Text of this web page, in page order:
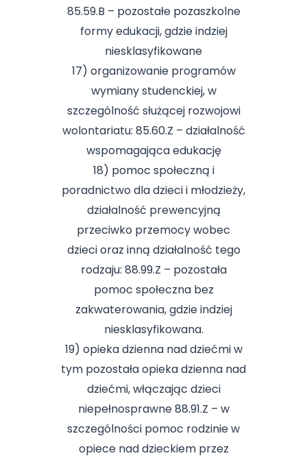
85.59.B – pozostałe pozaszkolne
formy edukacji, gdzie indziej
niesklasyfikowane
17) organizowanie programów
wymiany studenckiej, w
szczególność służącej rozwojowi
wolontariatu: 85.60.Z – działalność
wspomagająca edukację
18) pomoc społeczną i
poradnictwo dla dzieci i młodzieży,
działalność prewencyjną
przeciwko przemocy wobec
dzieci oraz inną działalność tego
rodzaju: 88.99.Z – pozostała
pomoc społeczna bez
zakwaterowania, gdzie indziej
niesklasyfikowana.
19) opieka dzienna nad dziećmi w
tym pozostała opieka dzienna nad
dziećmi, włączając dzieci
niepełnosprawne 88.91.Z – w
szczególności pomoc rodzinie w
opiece nad dzieckiem przez